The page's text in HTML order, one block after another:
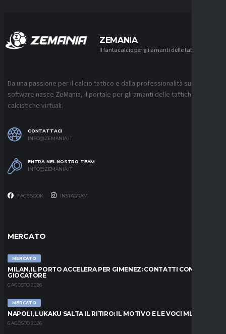
ZEMANIA
Il fantacalcio per gli amanti delle tattiche
Da una passione per il calcio tattico e dalla professionalità sui
software nasce ZeMania, il portale per gli amanti delle tattiche
calcistiche virtuali.
CONTATTACI
INFO@ZEMANIA.IT
ENTRA NEL NOSTRO TEAM
INFO@ZEMANIA.IT
FACEBOOK INSTAGRAM
MERCATO
MERCATO
MILAN, IL PORTO ACCELERA PER GIMENEZ: CONTATTI CON IL
GIOCATORE
6 AGOSTO 2026
MERCATO
NAPOLI, LUKAKU SALTA IL RITIRO: IL MOTIVO E LE VOCI MLS
6 AGOSTO 2026